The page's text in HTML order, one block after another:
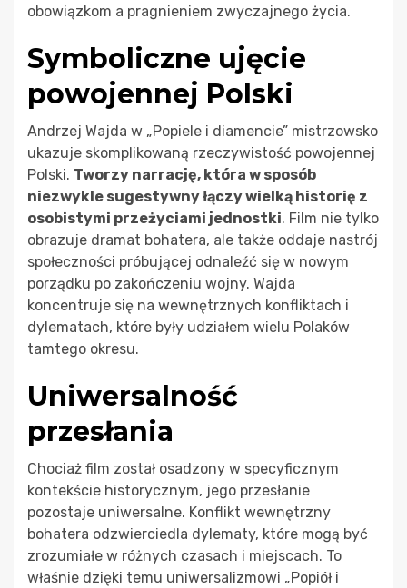
obowiązkom a pragnieniem zwyczajnego życia.
Symboliczne ujęcie
powojennej Polski
Andrzej Wajda w „Popiele i diamencie” mistrzowsko
ukazuje skomplikowaną rzeczywistość powojennej
Polski. Tworzy narrację, która w sposób
niezwykle sugestywny łączy wielką historię z
osobistymi przeżyciami jednostki. Film nie tylko
obrazuje dramat bohatera, ale także oddaje nastrój
społeczności próbującej odnaleźć się w nowym
porządku po zakończeniu wojny. Wajda
koncentruje się na wewnętrznych konfliktach i
dylematach, które były udziałem wielu Polaków
tamtego okresu.
Uniwersalność
przesłania
Chociaż film został osadzony w specyficznym
kontekście historycznym, jego przesłanie
pozostaje uniwersalne. Konflikt wewnętrzny
bohatera odzwierciedla dylematy, które mogą być
zrozumiałe w różnych czasach i miejscach. To
właśnie dzięki temu uniwersalizmowi „Popiół i